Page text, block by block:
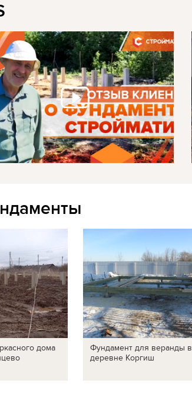
дома
Фундамент для веранды в
деревне Коргиш